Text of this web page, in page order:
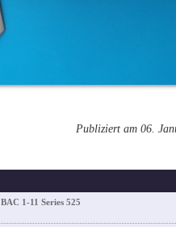
Publiziert am 06.
BAC 1-11 Series 525